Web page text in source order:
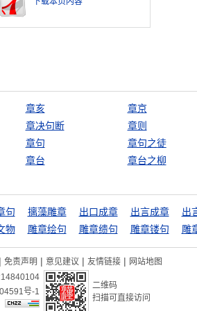
章亥
章京
章决句断
章则
章句
章句之徒
章台 章台之柳
句 摛藻雕章 出口成章 出言成章
出
物 雕章绘句 雕章缋句 雕章镂句 雕
| 免责声明 | 意见建议 | 友情链接 | 网站地图
号-1
二维码
扫描可直接访问